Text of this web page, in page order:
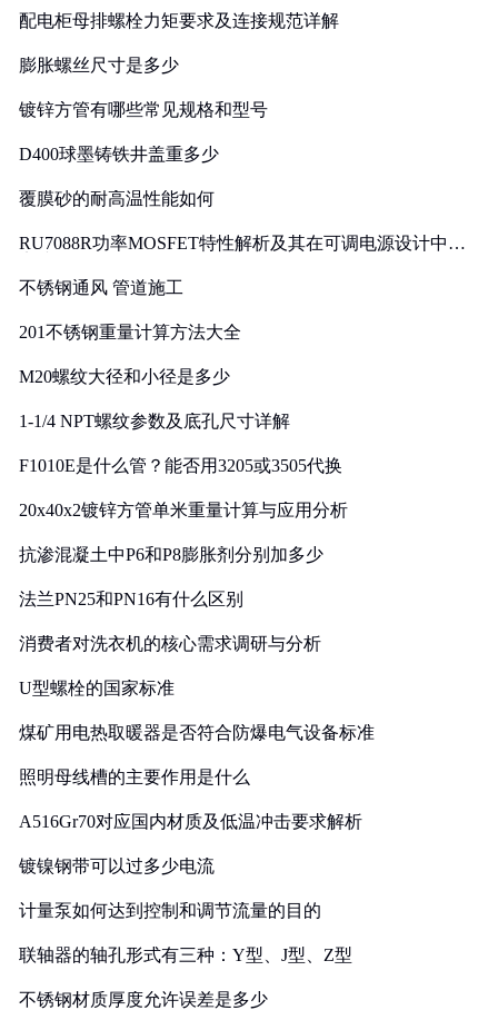
配电柜母排螺栓力矩要求及连接规范详解
膨胀螺丝尺寸是多少
镀锌方管有哪些常见规格和型号
D400球墨铸铁井盖重多少
覆膜砂的耐高温性能如何
RU7088R功率MOSFET特性解析及其在可调电源设计中的
不锈钢通风 管道施工
201不锈钢重量计算方法大全
M20螺纹大径和小径是多少
1-1/4 NPT螺纹参数及底孔尺寸详解
F1010E是什么管？能否用3205或3505代换
20x40x2镀锌方管单米重量计算与应用分析
抗渗混凝土中P6和P8膨胀剂分别加多少
法兰PN25和PN16有什么区别
消费者对洗衣机的核心需求调研与分析
U型螺栓的国家标准
煤矿用电热取暖器是否符合防爆电气设备标准
照明母线槽的主要作用是什么
A516Gr70对应国内材质及低温冲击要求解析
镀镍钢带可以过多少电流
计量泵如何达到控制和调节流量的目的
联轴器的轴孔形式有三种：Y型、J型、Z型
不锈钢材质厚度允许误差是多少